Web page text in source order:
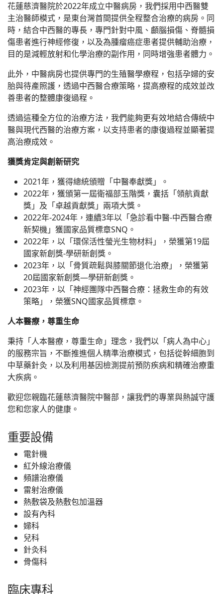
花蓮慈濟醫院於2022年成立中醫病房，我們採用中西醫雙
主治醫師模式，是東台灣首間提供全程整合治療的病房。同
時，結合中西醫的專長，專門針對中風、顱腦損傷、脊髓損
傷患者進行神經修復，以及為腫瘤癌症患者提供輔助治療，
目的是減輕放射和化學治療的副作用，同時增強患者體力。
此外，中醫病房也提供專門的生殖醫學療程，包括孕婦的安
胎與待產照護，透過中西醫合療策略，提高療程的成效並改
善患者的整體康復過程。
透過這種全方位的治療方法，我們能夠更有效地結合傳統中
醫與現代西醫的治療方案，以支持患者的康復過程並顯著提
高治療成效。
獲獎肯定與創新研究
2021年，獲得總統頒贈「中醫奉獻獎」。
2022年，獲頒第一屆衛福部玉階獎，囊括「領航貢獻
獎」及「卓越貢獻獎」兩項大獎。
2022年-2024年，連續3年以「急診看中醫-中西醫合療
新契機」獲國家品質標章SNQ。
2022年，以「環保活性螢光生物材料」，榮獲第19屆
國家新創獎-學研新創獎。
2023年，以「骨質疏鬆與膝關節退化治療」，榮獲第
20屆國家新創獎—學研新創獎。
2023年，以「神經團隊中西醫合療：拯救生命的有效
策略」，榮獲SNQ國家品質標章。
人本醫療，尊重生命
秉持「人本醫療，尊重生命」理念，我們以「病人為中心」
的服務宗旨，不斷推進個人精準治療模式，包括從幹細胞到
中草藥針灸，以及利用基因檢測提前預防疾病和精確治療重
大疾病。
歡迎您親臨花蓮慈濟醫院中醫部，讓我們的專業與熱誠守護
您和您家人的健康。
重要設備
電針機
紅外線治療儀
頻譜治療儀
雷射治療儀
熱敷袋及熱敷包加溫器
設有內科
婦科
兒科
針灸科
骨傷科
臨床專科